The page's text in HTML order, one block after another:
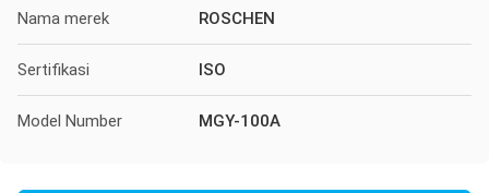
Nama merek ROSCHEN
Sertifikasi ISO
Model Number MGY-100A